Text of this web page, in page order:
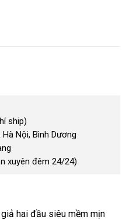
ship)
Nội, Bình Dương
xuyên đêm 24/24)
hai đầu siêu mềm mịn